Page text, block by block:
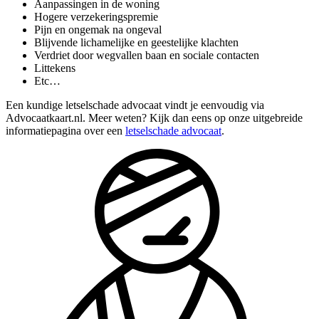
Aanpassingen in de woning
Hogere verzekeringspremie
Pijn en ongemak na ongeval
Blijvende lichamelijke en geestelijke klachten
Verdriet door wegvallen baan en sociale contacten
Littekens
Etc…
Een kundige letselschade advocaat vindt je eenvoudig via
Advocaatkaart.nl. Meer weten? Kijk dan eens op onze uitgebreide
informatiepagina over een letselschade advocaat.